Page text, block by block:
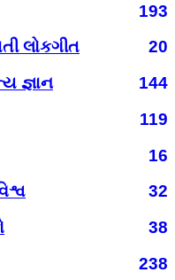
193
લોકગીત
20
જ્ઞાન
144
119
16
32
38
238